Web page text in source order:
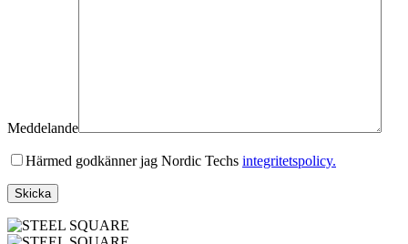
Meddelande
Härmed godkänner jag Nordic Techs integritetspolicy.